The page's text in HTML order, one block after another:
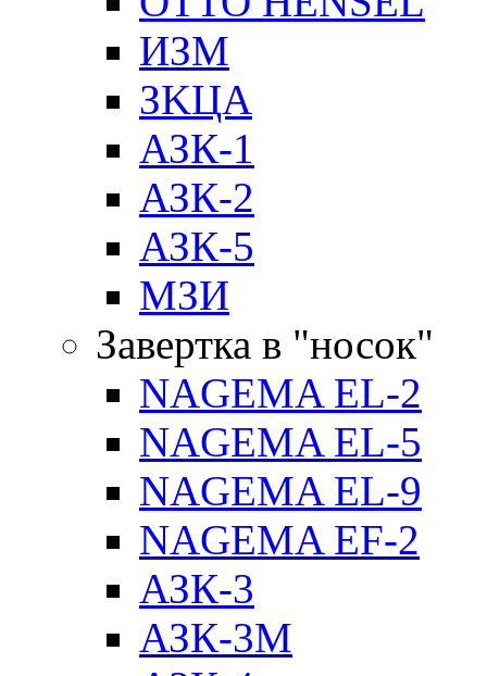
ИЗМ
ЗKЦA
АЗК-1
АЗК-2
АЗК-5
МЗИ
Завертка в "носок"
NAGEMA EL-2
NAGEMA EL-5
NAGEMA EL-9
NAGEMA EF-2
АЗК-3
АЗК-3М